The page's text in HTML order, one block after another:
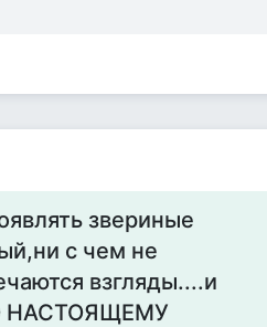
звериные
с чем не
взгляды....и
НАСТОЯЩЕМУ